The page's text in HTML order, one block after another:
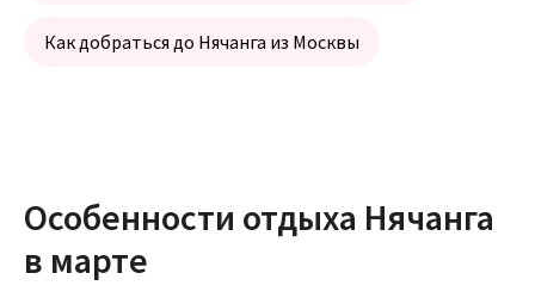
Как добраться до Нячанга из Москвы
Особенности отдыха Нячанга
в марте